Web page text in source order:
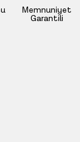
Memnuniyet
Garantili